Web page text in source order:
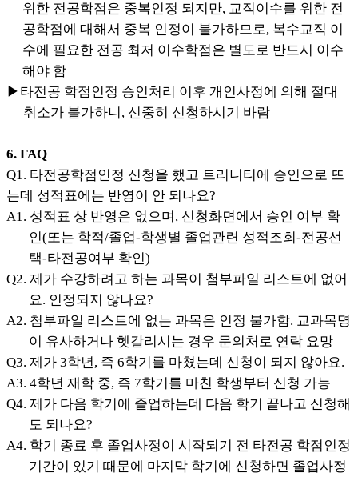
위한 전공학점은 중복인정 되지만, 교직이수를 위한 전
공학점에 대해서 중복 인정이 불가하므로, 복수교직 이
수에 필요한 전공 최저 이수학점은 별도로 반드시 이수
해야 함
▶타전공 학점인정 승인처리 이후 개인사정에 의해 절대
취소가 불가하니, 신중히 신청하시기 바람
6. FAQ
Q1. 타전공학점인정 신청을 했고 트리니티에 승인으로 뜨
는데 성적표에는 반영이 안 되나요?
A1. 성적표 상 반영은 없으며, 신청화면에서 승인 여부 확
인(또는 학적/졸업-학생별 졸업관련 성적조회-전공선
택-타전공여부 확인)
Q2. 제가 수강하려고 하는 과목이 첨부파일 리스트에 없어
요. 인정되지 않나요?
A2. 첨부파일 리스트에 없는 과목은 인정 불가함. 교과목명
이 유사하거나 헷갈리시는 경우 문의처로 연락 요망
Q3. 제가 3학년, 즉 6학기를 마쳤는데 신청이 되지 않아요.
A3. 4학년 재학 중, 즉 7학기를 마친 학생부터 신청 가능
Q4. 제가 다음 학기에 졸업하는데 다음 학기 끝나고 신청해
도 되나요?
A4. 학기 종료 후 졸업사정이 시작되기 전 타전공 학점인정
기간이 있기 때문에 마지막 학기에 신청하면 졸업사정